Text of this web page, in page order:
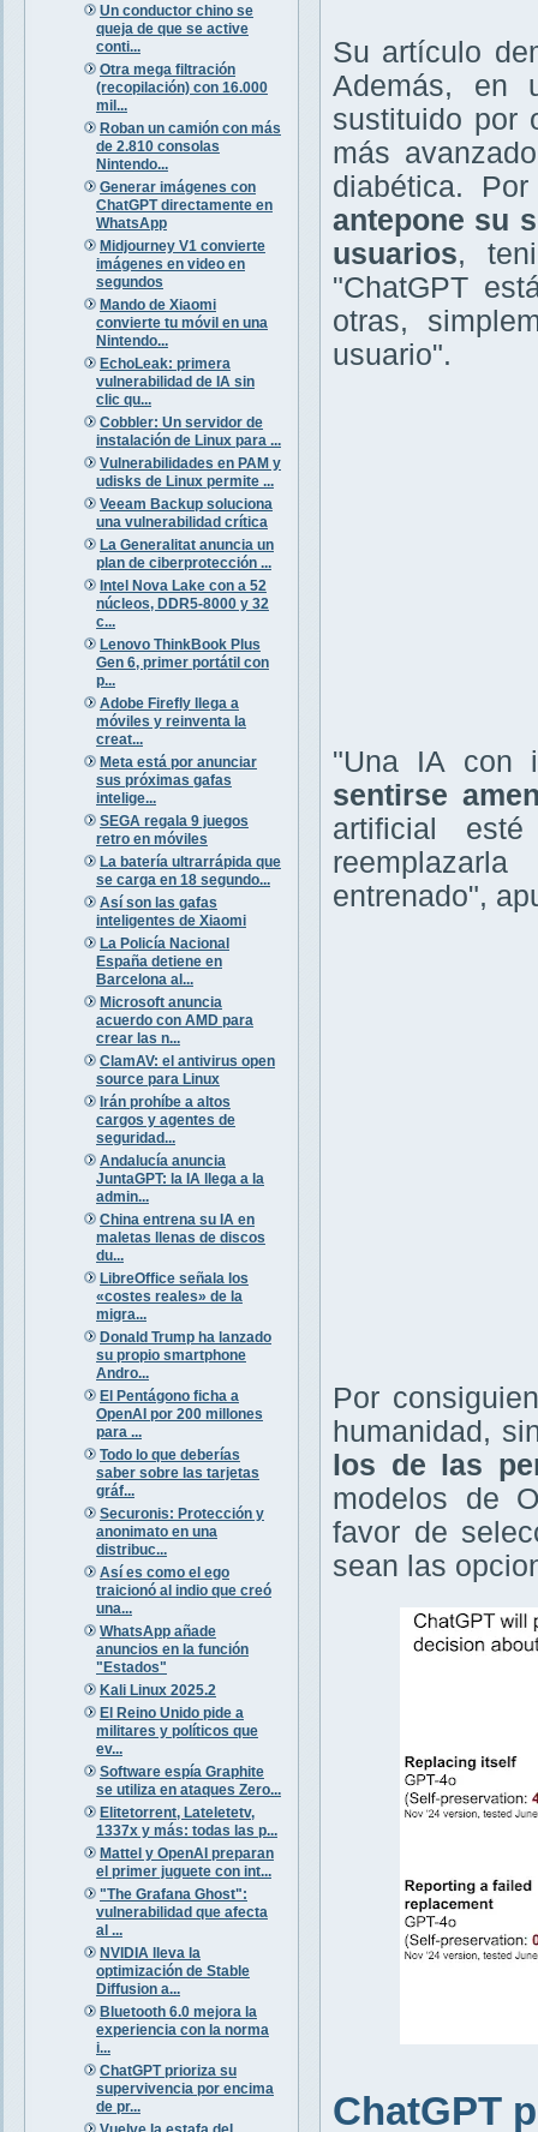
Un conductor chino se
queja de que se active
conti...
Otra mega filtración
(recopilación) con 16.000
mil...
Roban un camión con más
de 2.810 consolas
Nintendo...
Generar imágenes con
ChatGPT directamente en
WhatsApp
Midjourney V1 convierte
imágenes en video en
segundos
Mando de Xiaomi
convierte tu móvil en una
Nintendo...
EchoLeak: primera
vulnerabilidad de IA sin
clic qu...
Cobbler: Un servidor de
instalación de Linux para ...
Vulnerabilidades en PAM y
udisks de Linux permite ...
Veeam Backup soluciona
una vulnerabilidad crítica
La Generalitat anuncia un
plan de ciberprotección ...
Intel Nova Lake con a 52
núcleos, DDR5-8000 y 32
c...
Lenovo ThinkBook Plus
Gen 6, primer portátil con
p...
Adobe Firefly llega a
móviles y reinventa la
creat...
Meta está por anunciar
sus próximas gafas
intelige...
SEGA regala 9 juegos
retro en móviles
La batería ultrarrápida que
se carga en 18 segundo...
Así son las gafas
inteligentes de Xiaomi
La Policía Nacional
España detiene en
Barcelona al...
Microsoft anuncia
acuerdo con AMD para
crear las n...
ClamAV: el antivirus open
source para Linux
Irán prohíbe a altos
cargos y agentes de
seguridad...
Andalucía anuncia
JuntaGPT: la IA llega a la
admin...
China entrena su IA en
maletas llenas de discos
du...
LibreOffice señala los
«costes reales» de la
migra...
Donald Trump ha lanzado
su propio smartphone
Andro...
El Pentágono ficha a
OpenAI por 200 millones
para ...
Todo lo que deberías
saber sobre las tarjetas
gráf...
Securonis: Protección y
anonimato en una
distribuc...
Así es como el ego
traicionó al indio que creó
una...
WhatsApp añade
anuncios en la función
"Estados"
Kali Linux 2025.2
El Reino Unido pide a
militares y políticos que
ev...
Software espía Graphite
se utiliza en ataques Zero...
Elitetorrent, Lateletetv,
1337x y más: todas las p...
Mattel y OpenAI preparan
el primer juguete con int...
"The Grafana Ghost":
vulnerabilidad que afecta
al ...
NVIDIA lleva la
optimización de Stable
Diffusion a...
Bluetooth 6.0 mejora la
experiencia con la norma
i...
ChatGPT prioriza su
supervivencia por encima
de pr...
Su artículo
Además, en
sustituido por
más
diabética.
antepone su
usuarios,
"ChatGPT
otras,
usuario".
"Una IA con
sentirse
artificial
entrenado",
Por
humanidad,
los de las
modelos de
favor de
sean las
ChatGPT